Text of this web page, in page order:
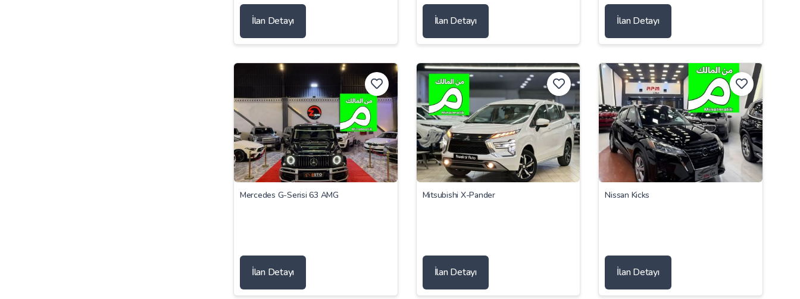
İlan Detayı İlan Detayı İlan Detayı
Mercedes G-Serisi 63 AMG
İlan Detayı
Mitsubishi X-Pander
İlan Detayı
Nissan Kicks
İlan Detayı